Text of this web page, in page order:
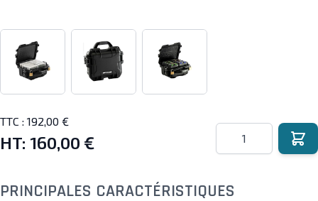
View larger imageView larger image
TTC : 192,00 €
HT: 160,00 €
Quantité
PRINCIPALES CARACTÉRISTIQUES